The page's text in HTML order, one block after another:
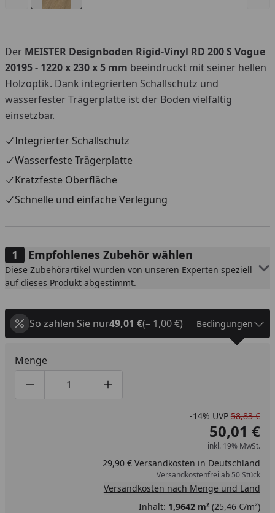
Der MEISTER Designboden Rigid-Vinyl RD 200 S Vogue
20195 - 1220 x 230 x 5 mm beeindruckt mit seiner hellen
Holzoptik. Dank integrierten Schallschutz und
wasserfester Trägerplatte ist der Boden vielfältig
einsetzbar.
Integrierter Schallschutz
Wasserfeste Trägerplatte
Kratzfeste Oberfläche
Schnelle und einfache Verlegung
Empfohlenes Zubehör wählen
Diese Zubehörartikel wurden von unseren Experten speziell
auf dieses Produkt abgestimmt.
So zahlen Sie nur49,01 €(– 1,00 €) Bedingungen
Menge
Produktmenge um eins verringern
Produktmenge manuell eingeben
Produktmenge um eins erhöhen
-14% UVP 58,83 €
50,01 €
inkl. 19% MwSt.
29,90 € Versandkosten in Deutschland
Versandkostenfrei ab 50 Stück
Versandkosten nach Menge und Land
Inhalt: 1,9642 m²(25,46 €/m²)